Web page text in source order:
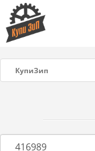
КупиЗип